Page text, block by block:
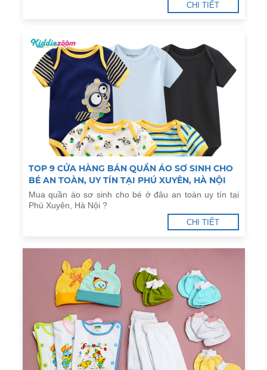
CHI TIẾT
TOP 9 CỬA HÀNG BÁN QUẦN ÁO SƠ SINH CHO
BÉ AN TOÀN, UY TÍN TẠI PHÚ XUYÊN, HÀ NỘI
Mua quần áo sơ sinh cho bé ở đâu an toàn uy tín tại
Phú Xuyên, Hà Nội ?
CHI TIẾT